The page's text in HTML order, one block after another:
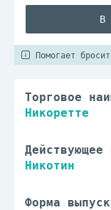
В
Помогает
Торговое
Никоретте
Действующее
Никотин
Форма